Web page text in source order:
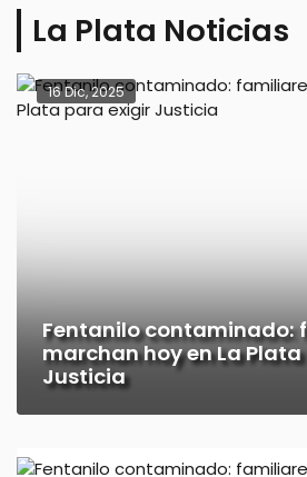
La Plata Noticias
16 Dic, 2025
Fentanilo contaminado:
marchan hoy en La
Justicia